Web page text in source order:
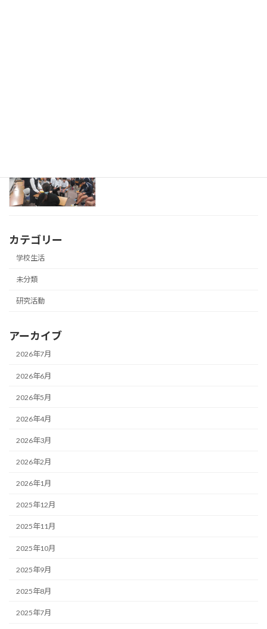
カテゴリー
学校生活
未分類
研究活動
アーカイブ
2026年7月
2026年6月
2026年5月
2026年4月
2026年3月
2026年2月
2026年1月
2025年12月
2025年11月
2025年10月
2025年9月
2025年8月
2025年7月